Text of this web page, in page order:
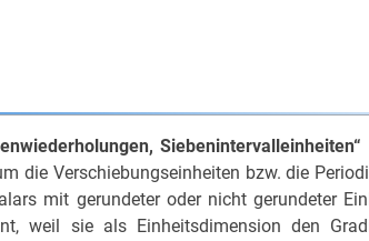
Siebenintervalleinheiten“
die Verschiebungseinheiten bzw. die
mit gerundeter oder nicht gerundeter
weil sie als Einheitsdimension den